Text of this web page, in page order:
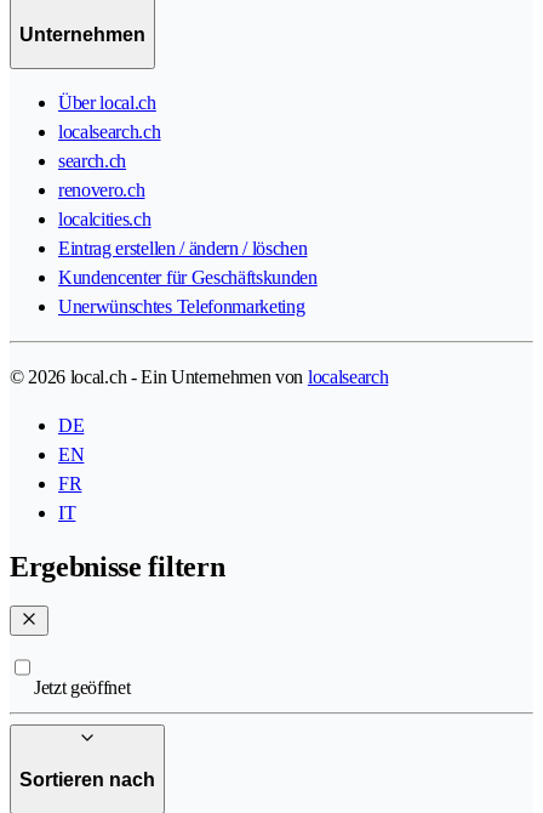
Unternehmen
Über local.ch
localsearch.ch
search.ch
renovero.ch
localcities.ch
Eintrag erstellen / ändern / löschen
Kundencenter für Geschäftskunden
Unerwünschtes Telefonmarketing
© 2026 local.ch - Ein Unternehmen von localsearch
DE
EN
FR
IT
Ergebnisse filtern
Jetzt geöffnet
Sortieren nach